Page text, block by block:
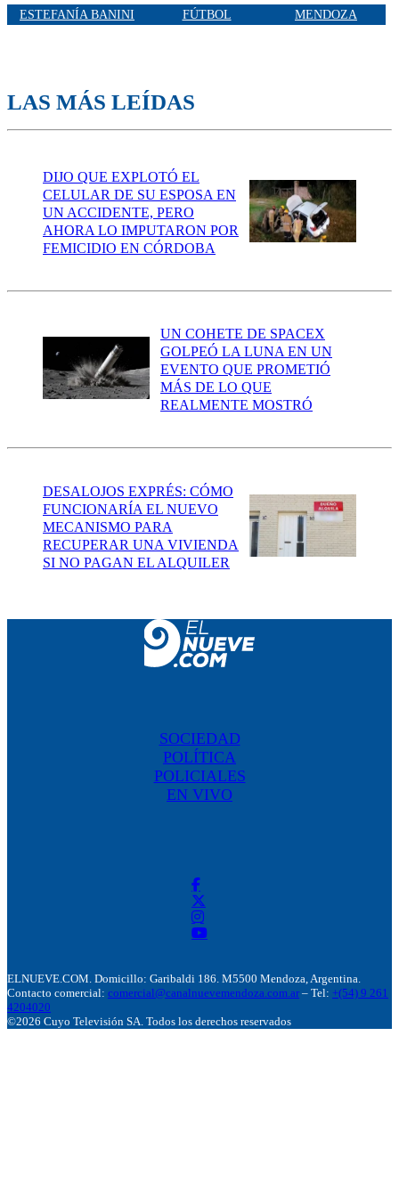
ESTEFANÍA BANINI FÚTBOL MENDOZA
LAS MÁS LEÍDAS
DIJO QUE EXPLOTÓ EL
CELULAR DE SU ESPOSA EN
UN ACCIDENTE, PERO
AHORA LO IMPUTARON POR
FEMICIDIO EN CÓRDOBA
UN COHETE DE SPACEX
GOLPEÓ LA LUNA EN UN
EVENTO QUE PROMETIÓ
MÁS DE LO QUE
REALMENTE MOSTRÓ
DESALOJOS EXPRÉS: CÓMO
FUNCIONARÍA EL NUEVO
MECANISMO PARA
RECUPERAR UNA VIVIENDA
SI NO PAGAN EL ALQUILER
SOCIEDAD
POLÍTICA
POLICIALES
EN VIVO
ELNUEVE.COM. Domicillo: Garibaldi 186. M5500 Mendoza, Argentina.
Contacto comercial: comercial@canalnuevemendoza.com.ar – Tel: +(54) 9 261
4204020
©2026 Cuyo Televisión SA. Todos los derechos reservados